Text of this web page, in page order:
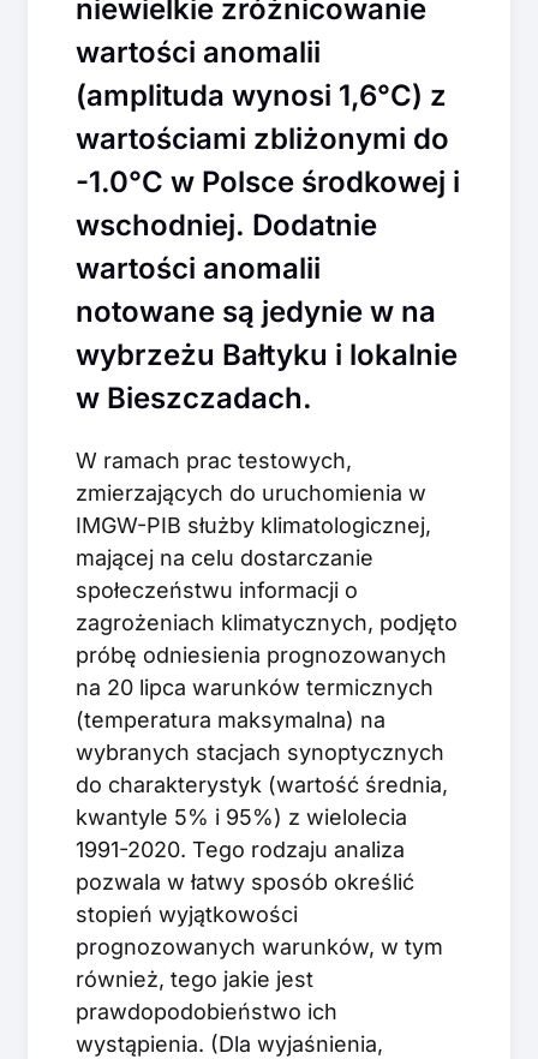
niewielkie zróżnicowanie
wartości anomalii
(amplituda wynosi 1,6°C) z
wartościami zbliżonymi do
-1.0°C w Polsce środkowej i
wschodniej. Dodatnie
wartości anomalii
notowane są jedynie w na
wybrzeżu Bałtyku i lokalnie
w Bieszczadach.
W ramach prac testowych,
zmierzających do uruchomienia w
IMGW-PIB służby klimatologicznej,
mającej na celu dostarczanie
społeczeństwu informacji o
zagrożeniach klimatycznych, podjęto
próbę odniesienia prognozowanych
na 20 lipca warunków termicznych
(temperatura maksymalna) na
wybranych stacjach synoptycznych
do charakterystyk (wartość średnia,
kwantyle 5% i 95%) z wielolecia
1991-2020. Tego rodzaju analiza
pozwala w łatwy sposób określić
stopień wyjątkowości
prognozowanych warunków, w tym
również, tego jakie jest
prawdopodobieństwo ich
wystąpienia. (Dla wyjaśnienia,